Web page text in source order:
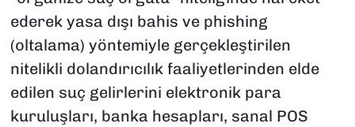
ederek yasa dışı bahis ve phishing
(oltalama) yöntemiyle gerçekleştirilen
nitelikli dolandırıcılık faaliyetlerinden elde
edilen suç gelirlerini elektronik para
kuruluşları, banka hesapları, sanal POS